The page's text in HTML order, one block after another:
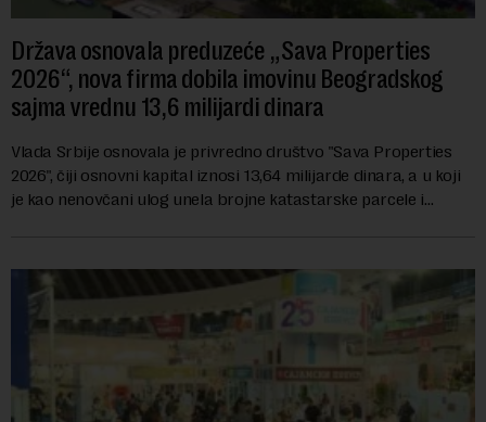
Država osnovala preduzeće „Sava Properties
2026“, nova firma dobila imovinu Beogradskog
sajma vrednu 13,6 milijardi dinara
Vlada Srbije osnovala je privredno društvo "Sava Properties
2026", čiji osnovni kapital iznosi 13,64 milijarde dinara, a u koji
je kao nenovčani ulog unela brojne katastarske parcele i